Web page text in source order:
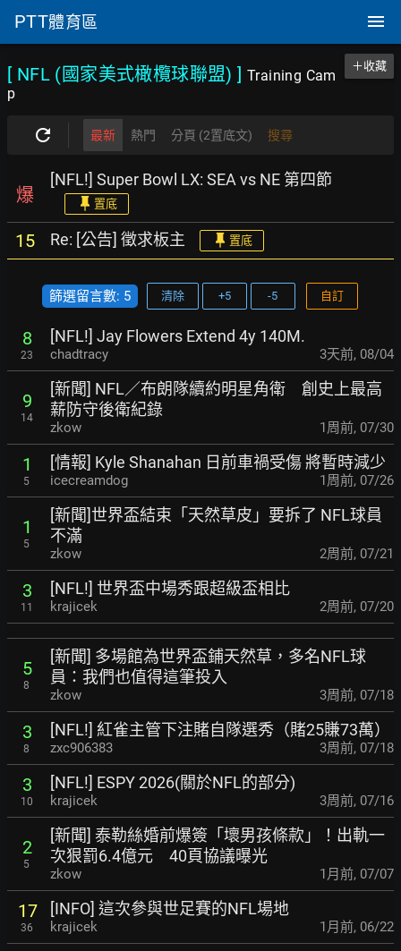
PTT體育區
[ NFL (國家美式橄欖球聯盟) ]Training Cam
p
＋收藏
最新 熱門 分頁 (2置底文) 搜尋
爆
[NFL!] Super Bowl LX: SEA vs NE 第四節
置底
15 Re: [公告] 徵求板主 置底
篩選留言數: 5 清除 +5 -5 自訂
8
23
[NFL!] Jay Flowers Extend 4y 140M.
chadtracy 3天前, 08/04
9
14
[新聞] NFL／布朗隊續約明星角衛 創史上最高
薪防守後衛紀錄
zkow 1周前, 07/30
1
5
[情報] Kyle Shanahan 日前車禍受傷 將暫時減少
icecreamdog 1周前, 07/26
1
5
[新聞]世界盃結束「天然草皮」要拆了 NFL球員
不滿
zkow 2周前, 07/21
3
11
[NFL!] 世界盃中場秀跟超級盃相比
krajicek 2周前, 07/20
5
8
[新聞] 多場館為世界盃鋪天然草，多名NFL球
員： 我們也值得這筆投入
zkow 3周前, 07/18
3
8
[NFL!] 紅雀主管下注賭自隊選秀（賭25賺73萬）
zxc906383 3周前, 07/18
3
10
[NFL!] ESPY 2026(關於NFL的部分)
krajicek 3周前, 07/16
2
5
[新聞] 泰勒絲婚前爆簽「壞男孩條款」！出軌一
次狠罰6.4億元 40頁協議曝光
zkow 1月前, 07/07
17
36
[INFO] 這次參與世足賽的NFL場地
krajicek 1月前, 06/22